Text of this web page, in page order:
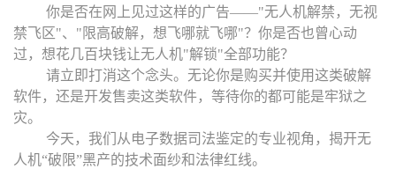
鉴定团队
联系我们
你是否在网上见过这样的广告——"无人机解禁，无视
禁飞区"、"限高破解，想飞哪就飞哪"？你是否也曾心动
过，想花几百块钱让无人机"解锁"全部功能？
请立即打消这个念头。无论你是购买并使用这类破解
软件，还是开发售卖这类软件，等待你的都可能是牢狱之
灾。
今天，我们从电子数据司法鉴定的专业视角，揭开无
人机“破限”黑产的技术面纱和法律红线。